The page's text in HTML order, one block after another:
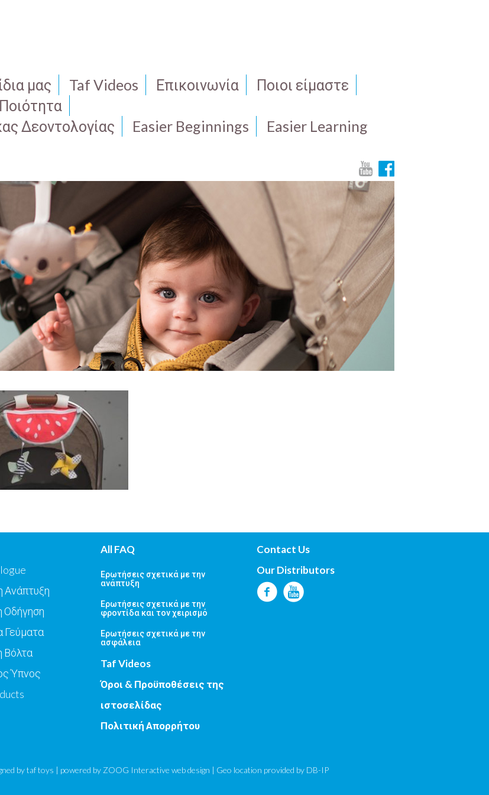
μας Taf Videos Επικοινωνία
Ποιοι είμαστε
Δεοντολογίας
Easier Beginnings Easier Learning
Ανάπτυξη
Οδήγηση
Γεύματα
Βόλτα
Ύπνος
All FAQ
Ερωτήσεις σχετικά με την
ανάπτυξη
Ερωτήσεις σχετικά με την
φροντίδα και τον χειρισμό
Ερωτήσεις σχετικά με την
ασφάλεια
Taf Videos
Όροι & Προϋποθέσεις της
ιστοσελίδας
Πολιτική Απορρήτου
Contact Us
Our Distributors
bytaf toys | powered by ZOOG Interactive web design | Geo location provided by DB-IP